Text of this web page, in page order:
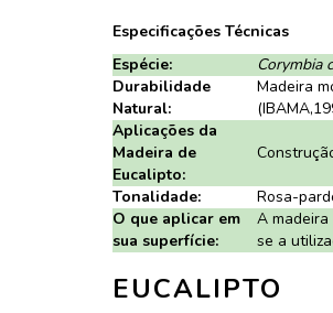
Especificações Técnicas
Espécie:
Corymbia
Durabilidade
Natural:
Madeira
Aplicações da
Madeira de
Eucalipto:
Tonalidade:
Rosa-
O que aplicar em
sua superfície:
A
se a
EUCALIPTO